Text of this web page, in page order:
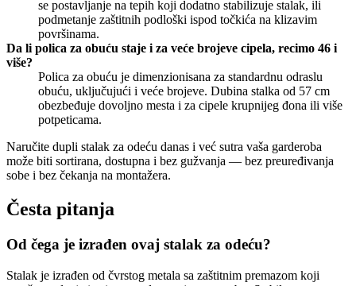
se postavljanje na tepih koji dodatno stabilizuje stalak, ili
podmetanje zaštitnih podloški ispod točkića na klizavim
površinama.
Da li polica za obuću staje i za veće brojeve cipela, recimo 46 i
više?
Polica za obuću je dimenzionisana za standardnu odraslu
obuću, uključujući i veće brojeve. Dubina stalka od 57 cm
obezbeđuje dovoljno mesta i za cipele krupnijeg đona ili više
potpeticama.
Naručite dupli stalak za odeću danas i već sutra vaša garderoba
može biti sortirana, dostupna i bez gužvanja — bez preuređivanja
sobe i bez čekanja na montažera.
Česta pitanja
Od čega je izrađen ovaj stalak za odeću?
Stalak je izrađen od čvrstog metala sa zaštitnim premazom koji